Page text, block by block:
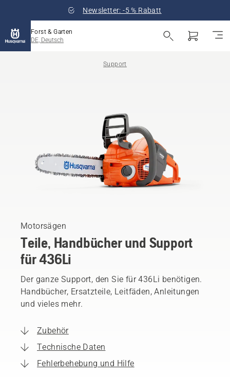
Newsletter: -5 % Rabatt
Forst & Garten
DE, Deutsch
Support
Motorsägen
Teile, Handbücher und Support
für 436Li
Der ganze Support, den Sie für 436Li benötigen.
Handbücher, Ersatzteile, Leitfäden, Anleitungen
und vieles mehr.
Zubehör
Technische Daten
Fehlerbehebung und Hilfe